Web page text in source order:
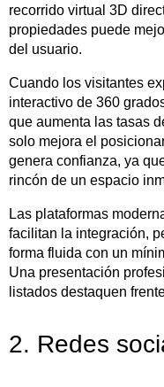
recorrido virtual 3D
propiedades puede
del usuario.
Cuando los visitantes
interactivo de 360
que aumenta las tasas
solo mejora el
genera confianza, ya
rincón de un espacio
Las plataformas
facilitan la integración,
forma fluida con un
Una presentación
listados destaquen
2. Redes